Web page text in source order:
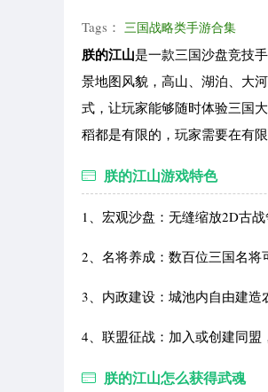
Tags： 三国战略类手游合集
朕的江山是一款三国沙盘竞技
景地图风貌，高山、湖泊、大
式，让玩家能够随时体验三国
稻都是有限的，玩家需要在有
朕的江山游戏特色
1、宏观沙盘：无缝缩放2D古
2、名将养成：数百位三国名将
3、内政建设：城池内自由建造
4、联盟征战：加入或创建同盟
朕的江山怎么获得武魂